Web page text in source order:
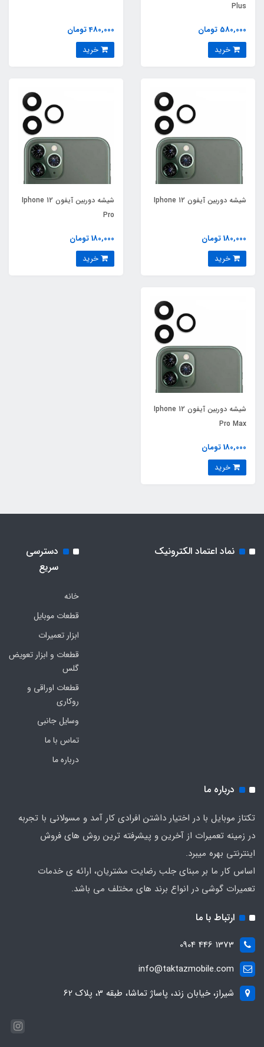
Plus
580,000 تومان
480,000 تومان
شیشه دوربین آیفون Iphone 12
180,000 تومان
شیشه دوربین آیفون Iphone 12
Pro
180,000 تومان
شیشه دوربین آیفون Iphone 12
Pro Max
180,000 تومان
نماد اعتماد الکترونیک
دسترسی
سریع
خانه
قطعات موبایل
ابزار تعمیرات
قطعات و ابزار تعویض
گلس
قطعات اوراقی و
روکاری
وسایل جانبی
تماس با ما
درباره ما
درباره ما
تکتاز موبایل با در اختیار داشتن افرادی کار آمد و مسولانی با تجربه
در زمینه تعمیرات از آخرین و پیشرفته ترین روش های فروش
اینترنتی بهره میبرد.
اساس کار ما بر مبنای جلب رضایت مشتریان، ارائه ی خدمات
تعمیرات گوشی در انواع برند های مختلف می باشد.
ارتباط با ما
1373 446 0904
info@taktazmobile.com
شیراز، خیابان زند، پاساژ تماشا، طبقه 3، پلاک 62